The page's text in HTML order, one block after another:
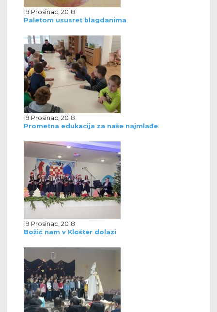
19 Prosinac, 2018
Paletom ususret blagdanima
19 Prosinac, 2018
Prometna edukacija za naše najmlađe
19 Prosinac, 2018
Božić nam v Klošter dolazi